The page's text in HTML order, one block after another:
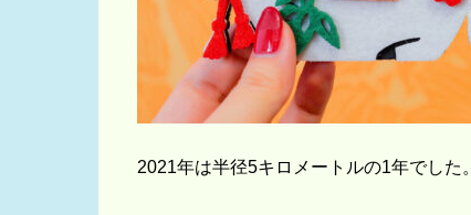
2021年は半径5キロメートルの1年でした。